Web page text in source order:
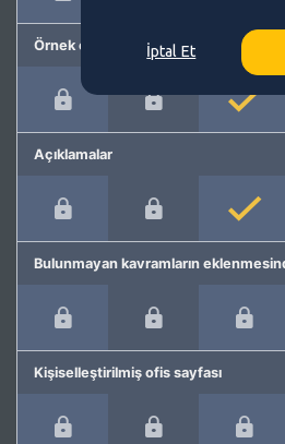
Örnek cümleler
Açıklamalar
Bulunmayan kavramların
Kişiselleştirilmiş ofis sayfası
İptal Et